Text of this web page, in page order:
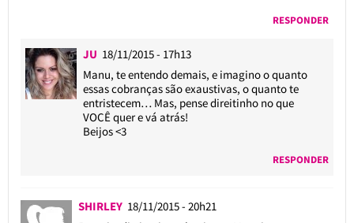
RESPONDER
JU 18/11/2015 - 17h13
Manu, te entendo demais, e imagino o quanto
essas cobranças são exaustivas, o quanto te
entristecem… Mas, pense direitinho no que
VOCÊ quer e vá atrás!
Beijos <3
RESPONDER
SHIRLEY 18/11/2015 - 20h21